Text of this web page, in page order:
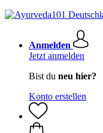
Anmelden
Jetzt anmelden
Bist du neu hier?
Konto erstellen